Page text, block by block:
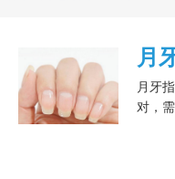
月
月牙
对，